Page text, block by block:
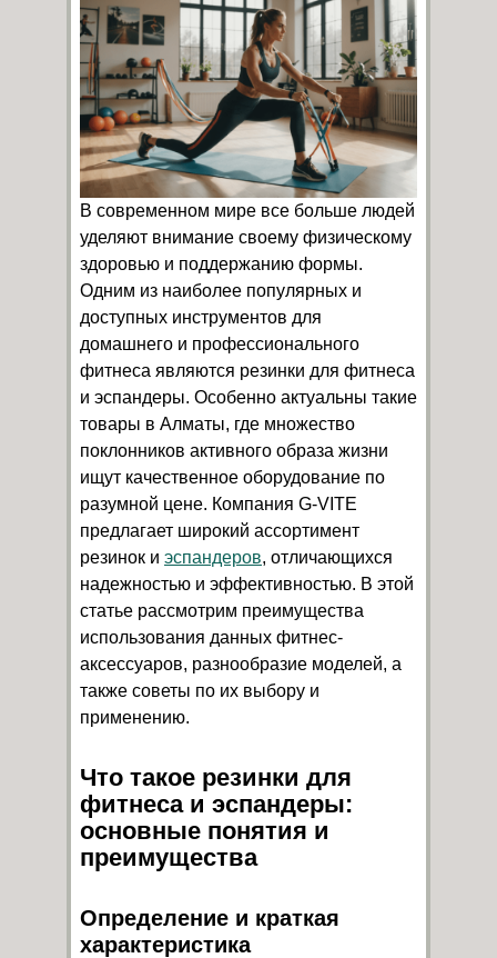
В современном мире все больше людей
уделяют внимание своему физическому
здоровью и поддержанию формы.
Одним из наиболее популярных и
доступных инструментов для
домашнего и профессионального
фитнеса являются резинки для фитнеса
и эспандеры. Особенно актуальны такие
товары в Алматы, где множество
поклонников активного образа жизни
ищут качественное оборудование по
разумной цене. Компания G-VITE
предлагает широкий ассортимент
резинок и эспандеров, отличающихся
надежностью и эффективностью. В этой
статье рассмотрим преимущества
использования данных фитнес-
аксессуаров, разнообразие моделей, а
также советы по их выбору и
применению.
Что такое резинки для
фитнеса и эспандеры:
основные понятия и
преимущества
Определение и краткая
характеристика